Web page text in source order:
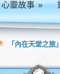
心靈故事»
「內在天堂之